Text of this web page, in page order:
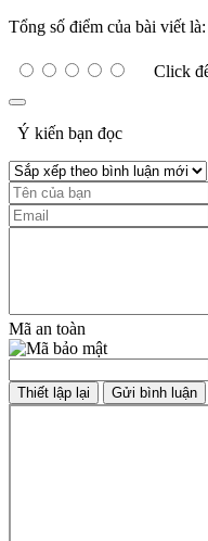
Tổng số điểm của bài viết
Click
Ý kiến bạn đọc
Mã an toàn